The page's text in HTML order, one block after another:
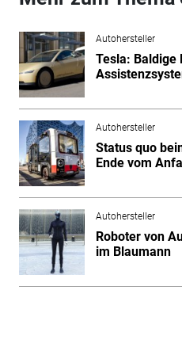
Autohersteller
Tesla: Baldige
Autohersteller
Status quo
Ende vom
Autohersteller
Roboter von
im Blaumann